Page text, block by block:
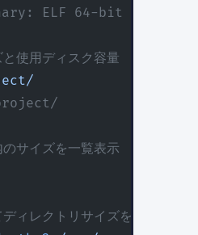
ELF 64-bit LSB
使用ディスク容量
サイズを一覧表示
ィレクトリサイズを確認